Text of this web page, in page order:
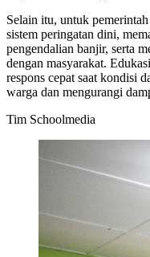
Selain itu, untuk
sistem peringatan dini,
pengendalian banjir, serta
dengan masyarakat.
respons cepat saat kondisi
warga dan mengurangi
Tim Schoolmedia